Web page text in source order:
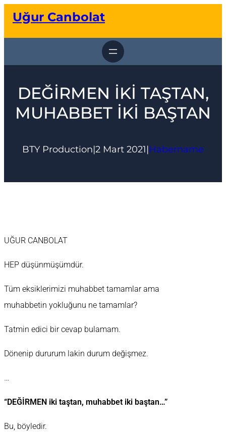
geçUğur Canbolat
DEĞİRMEN İKİ TAŞTAN,
MUHABBET İKİ BAŞTAN
BTY Production|2 Mart 2021|Habername
UĞUR CANBOLAT
HEP düşünmüşümdür.
Tüm eksiklerimizi muhabbet tamamlar ama
muhabbetin yokluğunu ne tamamlar?
Tatmin edici bir cevap bulamam.
Dönenip dururum lakin durum değişmez.
…
“DEĞİRMEN iki taştan, muhabbet iki baştan…”
Bu, böyledir.